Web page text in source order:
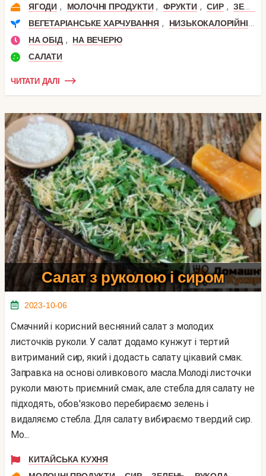
ЯГОДИ , МОЛОЧНІ ПРОДУКТИ , ФРУКТИ , СИР , ЗЕЛЕНЬ
ВЕГЕТАРІАНСЬКЕ ХАРЧУВАННЯ , НИЗЬКОКАЛОРІЙНІ ,
НА ОБІД ,
НА ВЕЧЕРЮ
САЛАТИ
ЧИТАТИ ДАЛІ
Салат з руколою і сиром
2023-10-06
Смачний і корисний весняний салат з молодих
листочків руколи. У салат додамо кунжут і тертий
витриманий сир, який і додасть салату цікавий смак.
Заправка на основі оливкового масла.Молоді листочки
руколи мають приємний смак, але стебла для салату не
підходять, обов'язково перебираємо зелень і
видаляємо стебла. Для салату вибираємо твердий сир.
Мо...
КИТАЙСЬКА КУХНЯ